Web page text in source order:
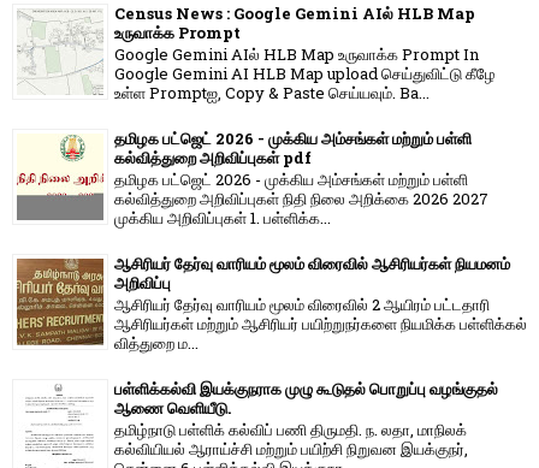
Census News : Google Gemini AIல் HLB Map
உருவாக்க Prompt
Google Gemini AIல் HLB Map உருவாக்க Prompt In
Google Gemini AI HLB Map upload செய்துவிட்டு கீழே
உள்ள Promptஐ, Copy & Paste செய்யவும். Ba...
தமிழக பட்ஜெட் 2026 - முக்கிய அம்சங்கள் மற்றும் பள்ளி
கல்வித்துறை அறிவிப்புகள் pdf
தமிழக பட்ஜெட் 2026 - முக்கிய அம்சங்கள் மற்றும் பள்ளி
கல்வித்துறை அறிவிப்புகள் நிதி நிலை அறிக்கை 2026 2027
முக்கிய அறிவிப்புகள் 1. பள்ளிக்க...
ஆசிரியர் தேர்வு வாரியம் மூலம் விரைவில் ஆசிரியர்கள் நியமனம்
அறிவிப்பு
ஆசிரியர் தேர்வு வாரி​யம் மூலம் விரை​வில் 2 ஆயிரம் பட்​ட​தாரி
ஆசிரியர்​கள் மற்​றும் ஆசிரியர் பயிற்றுநர்​களை நியமிக்க பள்​ளிக்​கல்​
வித்​துறை ம...
பள்ளிக்கல்வி இயக்குநராக முழு கூடுதல் பொறுப்பு வழங்குதல்
ஆணை வெளியீடு.
தமிழ்நாடு பள்ளிக் கல்விப் பணி திருமதி. ந. லதா, மாநிலக்
கல்வியியல் ஆராய்ச்சி மற்றும் பயிற்சி நிறுவன இயக்குநர்,